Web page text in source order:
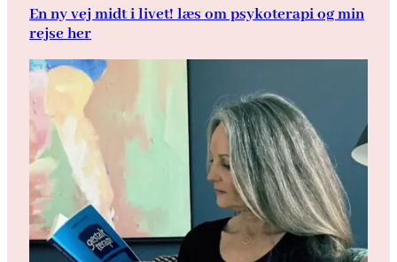
En ny vej midt i livet! læs om psykoterapi og min
rejse her